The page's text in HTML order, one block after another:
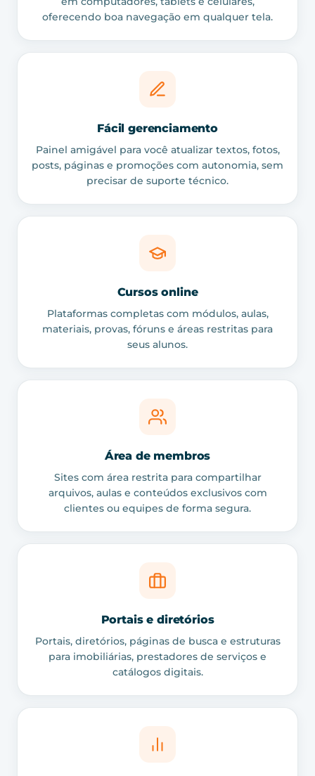
oferecendo boa navegação em qualquer tela.
Fácil gerenciamento
Painel amigável para você atualizar textos, fotos,
posts, páginas e promoções com autonomia, sem
precisar de suporte técnico.
Cursos online
Plataformas completas com módulos, aulas,
materiais, provas, fóruns e áreas restritas para
seus alunos.
Área de membros
Sites com área restrita para compartilhar
arquivos, aulas e conteúdos exclusivos com
clientes ou equipes de forma segura.
Portais e diretórios
Portais, diretórios, páginas de busca e estruturas
para imobiliárias, prestadores de serviços e
catálogos digitais.